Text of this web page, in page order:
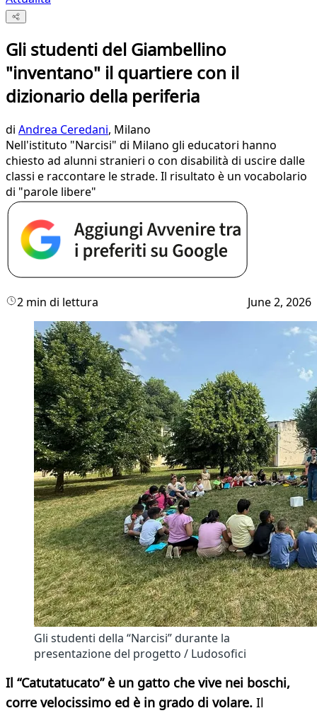
Gli studenti del Giambellino
"inventano" il quartiere con il
dizionario della periferia
di Andrea Ceredani, Milano
Nell'istituto "Narcisi" di Milano gli educatori hanno
chiesto ad alunni stranieri o con disabilità di uscire dalle
classi e raccontare le strade. Il risultato è un vocabolario
di "parole libere"
2 min di lettura June 2, 2026
Gli studenti della “Narcisi” durante la
presentazione del progetto / Ludosofici
Il “Catutatucato” è un gatto che vive nei boschi,
corre velocissimo ed è in grado di volare. Il